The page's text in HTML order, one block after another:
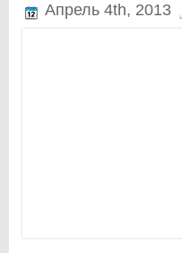
Апрель 4th, 2013